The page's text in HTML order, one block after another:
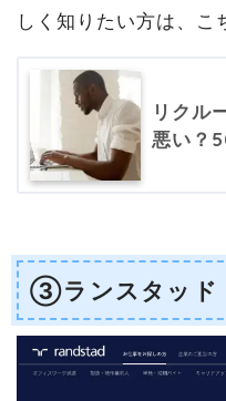
しく知りたい方は、こ
リクル
悪い？
③ランスタッド